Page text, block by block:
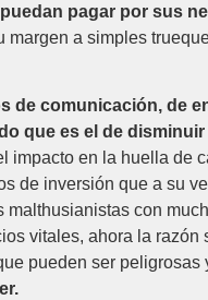
pagar por sus
a simples
de comunicación, de
que es el de
en la huella de
de inversión que a su
con
vitales, ahora la
pueden ser peligrosas